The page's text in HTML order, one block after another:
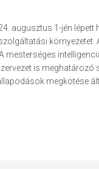
augusztus 1-jén
környezetet.
is meghatározó
megkötése